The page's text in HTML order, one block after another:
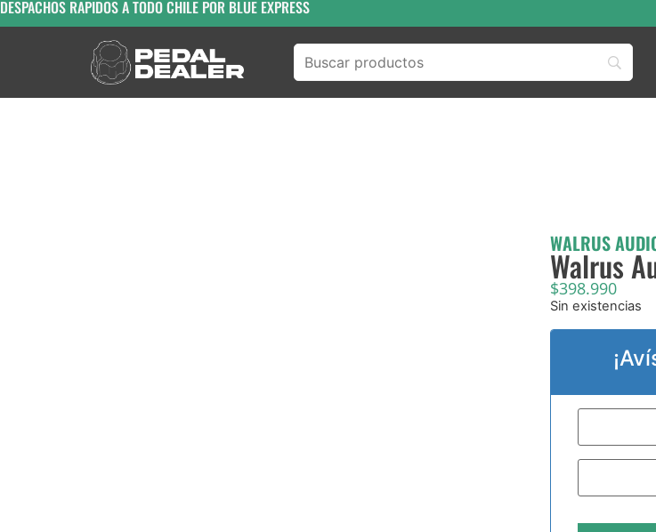
DESPACHOS RAPIDOS A TODO CHILE POR BLUE EXPRESS
WALRUS
Walrus
$398.990
Sin existencias